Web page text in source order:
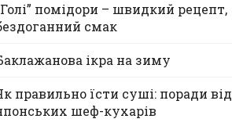
помідори – швидкий рецепт,
смак
ікра на зиму
правильно їсти суші: поради від
шеф-кухарів